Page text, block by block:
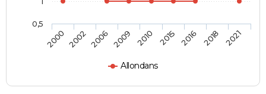
Allondans
2000 2002 2006 2009 2010 2015 2016 2018 2021
0,5